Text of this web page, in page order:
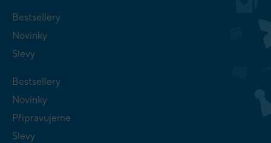
Bestsellery
Novinky
Slevy
Bestsellery
Novinky
Připravujeme
Slevy